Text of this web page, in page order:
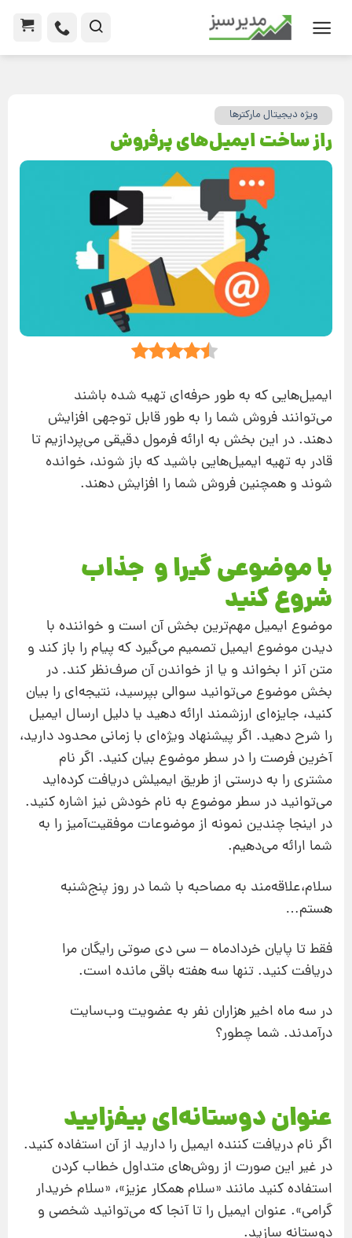
ویژه دیجیتال مارکترها
راز ساخت ایمیل‌های پرفروش
ایمیل‌هایی که به طور حرفه‌ای تهیه شده باشند
می‌توانند فروش شما را به طور قابل توجهی افزایش
دهند. در این بخش به ارائه فرمول دقیقی می‌پردازیم تا
قادر به تهیه ایمیل‌هایی باشید که باز شوند، خوانده
شوند و همچنین فروش شما را افزایش دهند.
با موضوعی گیرا و جذاب
شروع کنید
موضوع ایمیل مهم‌ترین بخش آن است و خواننده با
دیدن موضوع ایمیل تصمیم می‌گیرد که پیام را باز کند و
متن آنر ا بخواند و یا از خواندن آن صرف‌نظر کند. در
بخش موضوع می‌توانید سوالی بپرسید، نتیجه‌ای را بیان
کنید، جایزه‌ای ارزشمند ارائه دهید یا دلیل ارسال ایمیل
را شرح دهید. اگر پیشنهاد ویژه‌ای با زمانی محدود دارید،
آخرین فرصت را در سطر موضوع بیان کنید. اگر نام
مشتری را به درستی از طریق ایمیلش دریافت کرده‌اید
می‌توانید در سطر موضوع به نام خودش نیز اشاره کنید.
در اینجا چندین نمونه از موضوعات موفقیت‌آمیز را به
شما ارائه می‌دهیم.
سلام،علاقه‌مند به مصاحبه با شما در روز پنج‌شنبه
هستم…
فقط تا پایان خردادماه – سی دی صوتی رایگان مرا
دریافت کنید. تنها سه هفته باقی مانده است.
در سه ماه اخیر هزاران نفر به عضویت وب‌سایت
درآمدند. شما چطور؟
عنوان دوستانه‌ای بیفزایید
اگر نام دریافت کننده ایمیل را دارید از آن استفاده کنید.
در غیر این صورت از روش‌های متداول خطاب کردن
استفاده کنید مانند «سلام همکار عزیز»، «سلام خریدار
گرامی». عنوان ایمیل را تا آنجا که می‌توانید شخصی و